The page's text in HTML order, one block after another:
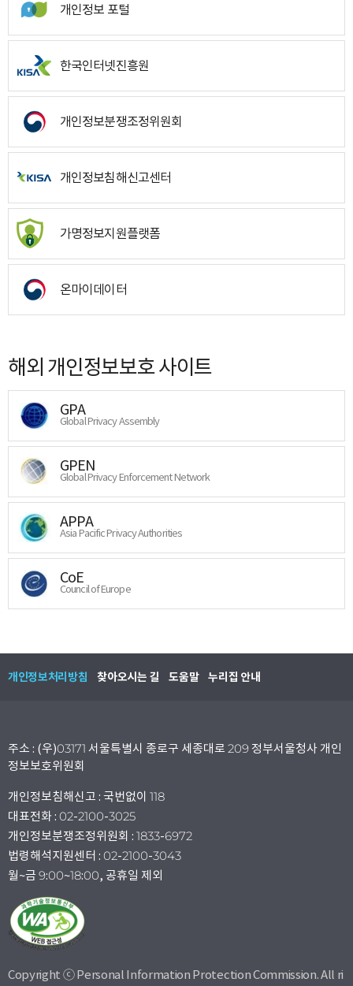
개인정보 포털
한국인터넷진흥원
개인정보분쟁조정위원회
개인정보침해신고센터
가명정보지원플랫폼
온마이데이터
해외 개인정보보호 사이트
GPA
Global Privacy Assembly
GPEN
Global Privacy Enforcement Network
APPA
Asia Pacific Privacy Authorities
CoE
Council of Europe
개인정보처리방침 찾아오시는 길 도움말 누리집 안내
주소 : (우)03171 서울특별시 종로구 세종대로 209 정부서울청사 개인
정보보호위원회
개인정보침해신고 : 국번없이 118
대표전화 : 02-2100-3025
개인정보분쟁조정위원회 : 1833-6972
법령해석지원센터 : 02-2100-3043
월~금 9:00~18:00, 공휴일 제외
Copyright ⓒ Personal Information Protection Commission. All ri